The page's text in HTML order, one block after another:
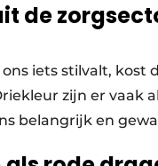
de
iets stilvalt, kost
zijn er vaak
belangrijk en